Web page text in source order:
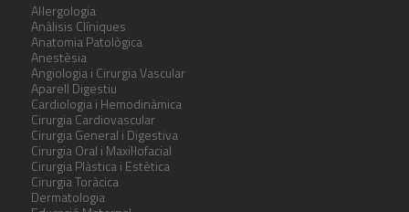
Al·lergologia
Anàlisis Clíniques
Anatomia Patològica
Anestèsia
Angiologia i Cirurgia Vascular
Aparell Digestiu
Cardiologia i Hemodinàmica
Cirurgia Cardiovascular
Cirurgia General i Digestiva
Cirurgia Oral i Maxil·lofacial
Cirurgia Plàstica i Estètica
Cirurgia Toràcica
Dermatologia